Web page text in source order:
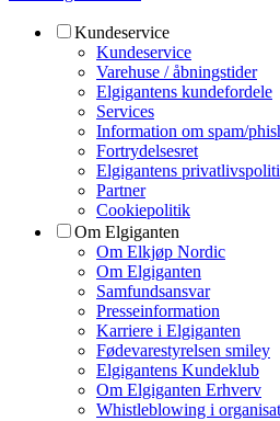
Kundeservice
Kundeservice
Varehuse / åbningstider
Elgigantens kundefordele
Services
Information om spam/
Fortrydelsesret
Elgigantens
Partner
Cookiepolitik
Om Elgiganten
Om Elkjøp Nordic
Om Elgiganten
Samfundsansvar
Presseinformation
Karriere i Elgiganten
Fødevarestyrelsen smiley
Elgigantens Kundeklub
Om Elgiganten Erhverv
Whistleblowing i